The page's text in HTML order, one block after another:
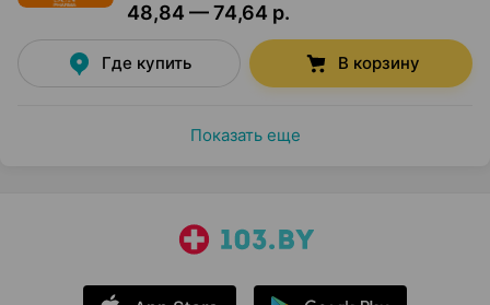
48,84 — 74,64 р.
Где купить В корзину
Показать еще